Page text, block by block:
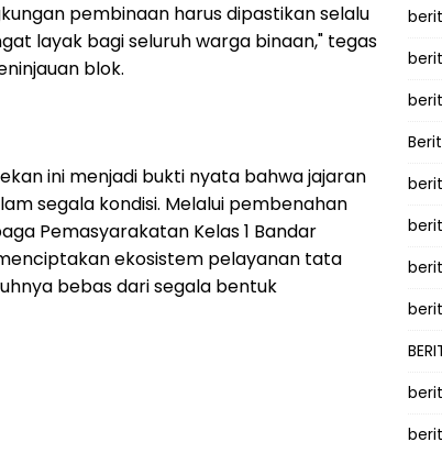
pembinaan harus dipastikan selalu
layak bagi seluruh warga binaan," tegas
blok.
ini menjadi bukti nyata bahwa jajaran
segala kondisi. Melalui pembenahan
Pemasyarakatan Kelas 1 Bandar
ekosistem pelayanan tata
bebas dari segala bentuk